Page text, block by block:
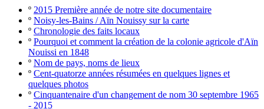
º 2015 Première année de notre site documentaire
º Noisy-les-Bains / Aïn Nouissy sur la carte
º Chronologie des faits locaux
º Pourquoi et comment la création de la colonie agricole d'Aïn
Nouissi en 1848
º Nom de pays, noms de lieux
º Cent-quatorze années résumées en quelques lignes et
quelques photos
º Cinquantenaire d'un changement de nom 30 septembre 1965
- 2015